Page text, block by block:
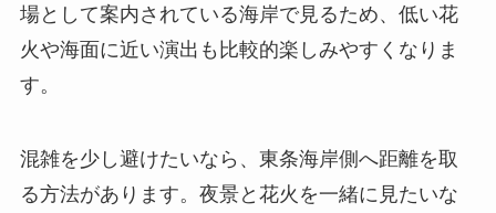
場として案内されている海岸で見るため、低い花
火や海面に近い演出も比較的楽しみやすくなりま
す。
混雑を少し避けたいなら、東条海岸側へ距離を取
る方法があります。夜景と花火を一緒に見たいな